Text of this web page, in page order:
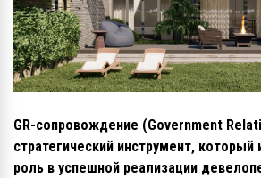
GR-сопровождение (Government
стратегический инструмент,
роль в успешной реализации